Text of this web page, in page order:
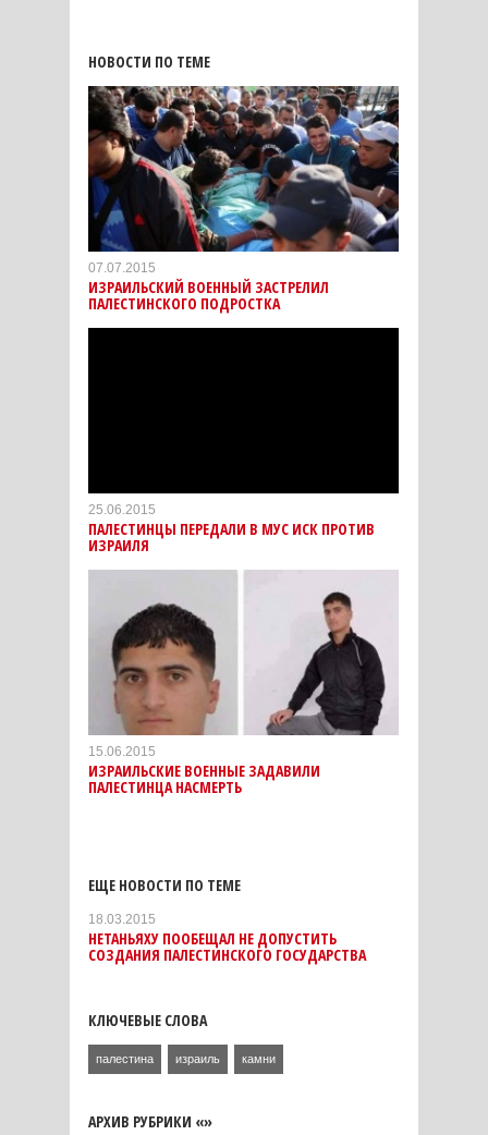
НОВОСТИ ПО ТЕМЕ
07.07.2015
ИЗРАИЛЬСКИЙ ВОЕННЫЙ ЗАСТРЕЛИЛ
ПАЛЕСТИНСКОГО ПОДРОСТКА
25.06.2015
ПАЛЕСТИНЦЫ ПЕРЕДАЛИ В МУС ИСК ПРОТИВ
ИЗРАИЛЯ
15.06.2015
ИЗРАИЛЬСКИЕ ВОЕННЫЕ ЗАДАВИЛИ
ПАЛЕСТИНЦА НАСМЕРТЬ
ЕЩЕ НОВОСТИ ПО ТЕМЕ
18.03.2015
НЕТАНЬЯХУ ПООБЕЩАЛ НЕ ДОПУСТИТЬ
СОЗДАНИЯ ПАЛЕСТИНСКОГО ГОСУДАРСТВА
КЛЮЧЕВЫЕ СЛОВА
палестина израиль камни
АРХИВ РУБРИКИ «»